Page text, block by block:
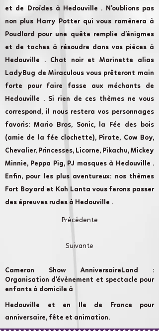
et de Droïdes à Hedouville . N'oublions pas
non plus Harry Potter qui vous ramènera à
Poudlard pour une quête remplie d’énigmes
et de taches à résoudre dans vos pièces à
Hedouville . Chat noir et Marinette alias
LadyBug de Miraculous vous prêteront main
forte pour faire fasse aux méchants de
Hedouville . Si rien de ces thèmes ne vous
correspond, il nous restera vos personnages
favoris: Mario Bros, Sonic, la Fée des bois
(amie de la fée clochette), Pirate, Cow Boy,
Chevalier, Princesses, Licorne, Pikachu, Mickey
Minnie, Peppa Pig, PJ masques à Hedouville .
Enfin, pour les plus aventureux: nos thèmes
Fort Boyard et Koh Lanta vous ferons passer
des épreuves rudes à Hedouville .
Précédente
Suivante
Cameron Show AnniversaireLand :
Organisation d'évènement et spectacle pour
enfants à domicile à
Hedouville et en Ile de France pour
anniversaire, fête et animation.